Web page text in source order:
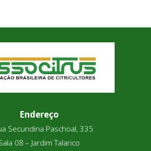
Endereço
Secundina Paschoal, 335
08 – Jardim Talarico